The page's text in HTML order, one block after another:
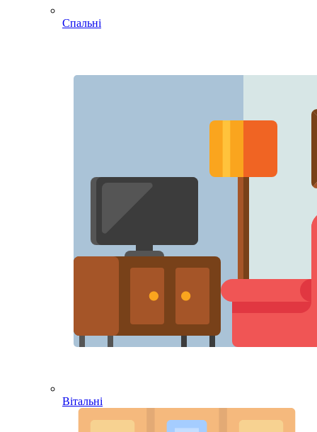
Спальні
Вітальні